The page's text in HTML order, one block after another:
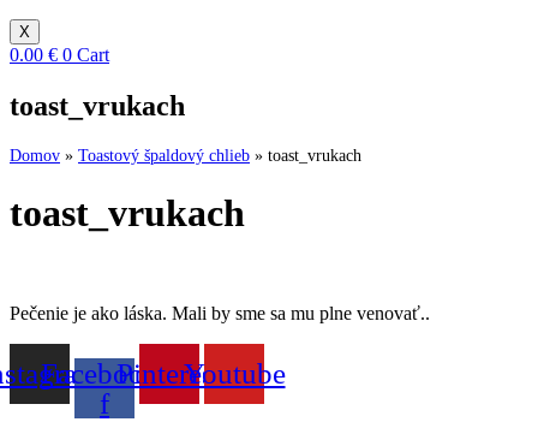
X
0.00 € 0 Cart
toast_vrukach
Domov » Toastový špaldový chlieb » toast_vrukach
toast_vrukach
Pečenie je ako láska. Mali by sme sa mu plne venovať..
Facebook-
f
PinterestYoutube